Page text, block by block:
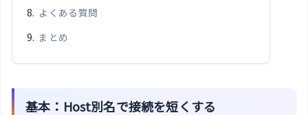
よくある質問
まとめ
基本：Host別名で接続を短くする